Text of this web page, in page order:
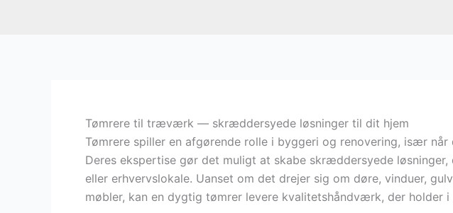
Tømrere til træværk — skræddersyede løsninger til dit hjem
Tømrere spiller en afgørende rolle i byggeri og renovering, især
Deres ekspertise gør det muligt at skabe skræddersyede løsninger,
eller erhvervslokale. Uanset om det drejer sig om døre, vinduer,
møbler, kan en dygtig tømrer levere kvalitetshåndværk, der holder i